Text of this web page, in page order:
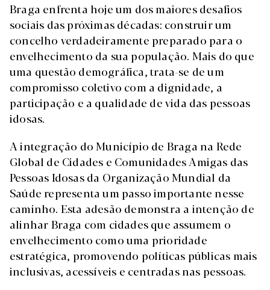
Braga enfrenta hoje um dos maiores desafios
sociais das próximas décadas: construir um
concelho verdadeiramente preparado para o
envelhecimento da sua população. Mais do que
uma questão demográfica, trata-se de um
compromisso coletivo com a dignidade, a
participação e a qualidade de vida das pessoas
idosas.
A integração do Município de Braga na Rede
Global de Cidades e Comunidades Amigas das
Pessoas Idosas da Organização Mundial da
Saúde representa um passo importante nesse
caminho. Esta adesão demonstra a intenção de
alinhar Braga com cidades que assumem o
envelhecimento como uma prioridade
estratégica, promovendo políticas públicas mais
inclusivas, acessíveis e centradas nas pessoas.